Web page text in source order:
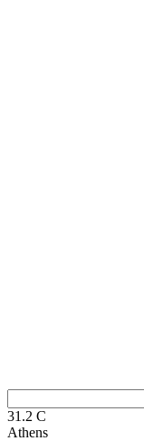
31.2 C
Athens